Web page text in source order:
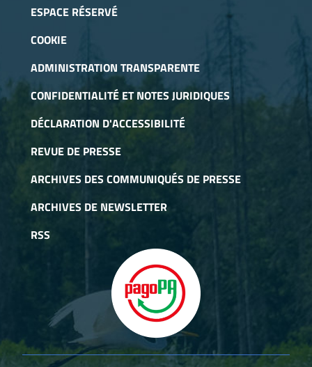
ESPACE RÉSERVÉ
COOKIE
ADMINISTRATION TRANSPARENTE
CONFIDENTIALITÉ ET NOTES JURIDIQUES
DÉCLARATION D'ACCESSIBILITÉ
REVUE DE PRESSE
ARCHIVES DES COMMUNIQUÉS DE PRESSE
ARCHIVES DE NEWSLETTER
RSS